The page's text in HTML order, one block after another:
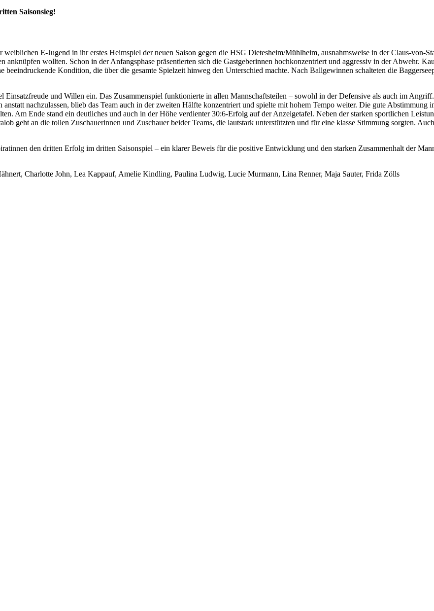
Saisonsieg!
E-Jugend in ihr erstes Heimspiel der neuen Saison gegen die HSG Dietesheim/Mühlheim, ausnahmsweise in der Claus-von-
anknüpfen wollten. Schon in der Anfangsphase präsentierten sich die Gastgeberinnen hochkonzentriert und aggressiv in der Abwehr.
Kondition, die über die gesamte Spielzeit hinweg den Unterschied machte. Nach Ballgewinnen schalteten die
Einsatzfreude und Willen ein. Das Zusammenspiel funktionierte in allen Mannschaftsteilen – sowohl in der Defensive als auch im
nachzulassen, blieb das Team auch in der zweiten Hälfte konzentriert und spielte mit hohem Tempo weiter. Die gute Abstimmung
Am Ende stand ein deutliches und auch in der Höhe verdienter 30:6-Erfolg auf der Anzeigetafel. Neben der starken sportlichen
geht an die tollen Zuschauerinnen und Zuschauer beider Teams, die lautstark unterstützten und für eine klasse Stimmung sorgten.
den dritten Erfolg im dritten Saisonspiel – ein klarer Beweis für die positive Entwicklung und den starken Zusammenhalt der
Charlotte John, Lea Kappauf, Amelie Kindling, Paulina Ludwig, Lucie Murmann, Lina Renner, Maja Sauter, Frida Zölls